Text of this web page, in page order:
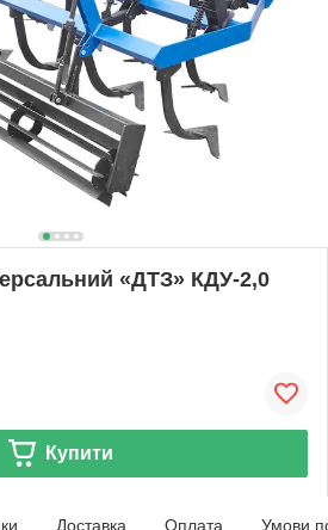
«ДТЗ» КДУ-2,0
Купити
Доставка Оплата Умови